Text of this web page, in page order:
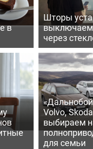
в
Шторы
выключаем
через
Volvo,
выбираем
для семьи